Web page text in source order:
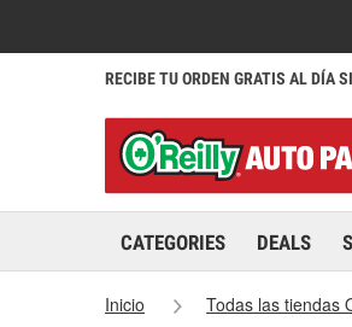
RECIBE TU ORDEN GRATIS AL DÍA
CATEGORIES DEALS
Inicio Todas las tiendas